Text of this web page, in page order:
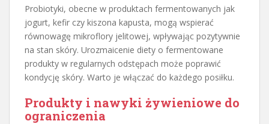
Probiotyki, obecne w produktach fermentowanych jak
jogurt, kefir czy kiszona kapusta, mogą wspierać
równowagę mikroflory jelitowej, wpływając pozytywnie
na stan skóry. Urozmaicenie diety o fermentowane
produkty w regularnych odstępach może poprawić
kondycję skóry. Warto je włączać do każdego posiłku.
Produkty i nawyki żywieniowe do
ograniczenia